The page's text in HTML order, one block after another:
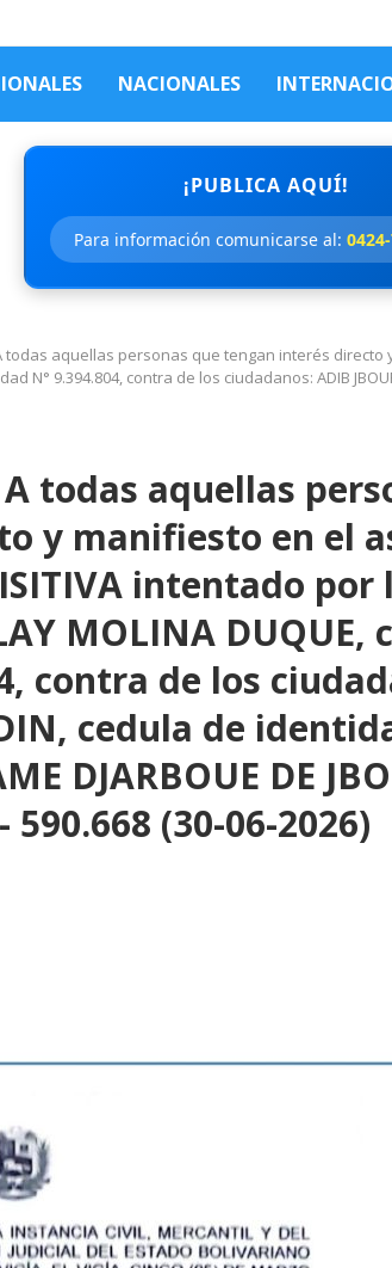
NACIONALES
¡PUBLICA AQUÍ!
Para información comunicarse al:
A todas aquellas personas que tengan interés
N° 9.394.804, contra de los ciudadanos: ADIB
A todas aquellas
y manifiesto en el
intentado por
MOLINA DUQUE,
contra de los
cedula de
DJARBOUE DE
(30-06-2026)